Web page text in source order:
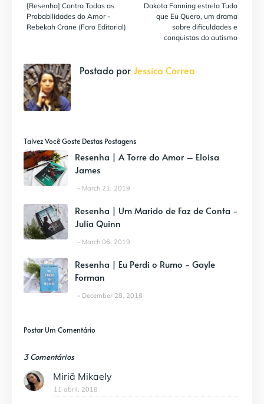
Dakota Fanning estrela Tudo
que Eu Quero, um drama
sobre dificuldades e
conquistas do autismo
[Resenha] Contra Todas as
Probabilidades do Amor -
Rebekah Crane (Faro Editorial)
Postado porJessica Correa
Talvez Você Goste Destas Postagens
Resenha | A Torre do Amor – Eloisa
James
March 21, 2019
Resenha | Um Marido de Faz de Conta -
Julia Quinn
March 06, 2019
Resenha | Eu Perdi o Rumo - Gayle
Forman
December 28, 2018
Postar Um Comentário
3 Comentários
Miriã Mikaely
11 abril, 2018